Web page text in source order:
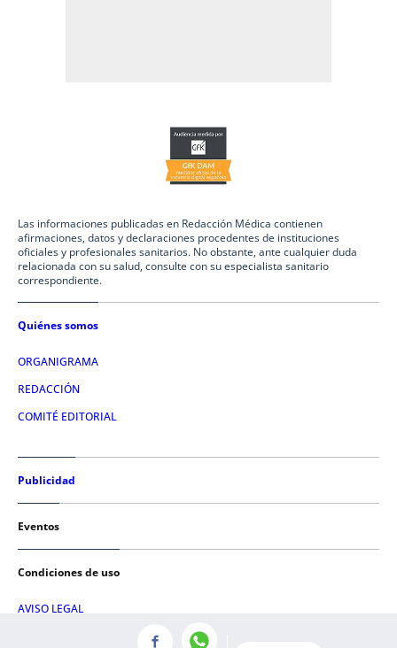
Las informaciones publicadas en Redacción Médica contienen
afirmaciones, datos y declaraciones procedentes de instituciones
oficiales y profesionales sanitarios. No obstante, ante cualquier duda
relacionada con su salud, consulte con su especialista sanitario
correspondiente.
Quiénes somos
ORGANIGRAMA
REDACCIÓN
COMITÉ EDITORIAL
Publicidad
Eventos
Condiciones de uso
AVISO LEGAL